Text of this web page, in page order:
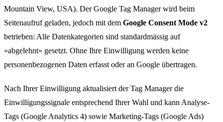
Mountain View, USA). Der Google Tag Manager wird beim
Seitenaufruf geladen, jedoch mit dem Google Consent Mode v2
betrieben: Alle Datenkategorien sind standardmässig auf
«abgelehnt» gesetzt. Ohne Ihre Einwilligung werden keine
personenbezogenen Daten erfasst oder an Google übertragen.
Nach Ihrer Einwilligung aktualisiert der Tag Manager die
Einwilligungssignale entsprechend Ihrer Wahl und kann Analyse-
Tags (Google Analytics 4) sowie Marketing-Tags (Google Ads)